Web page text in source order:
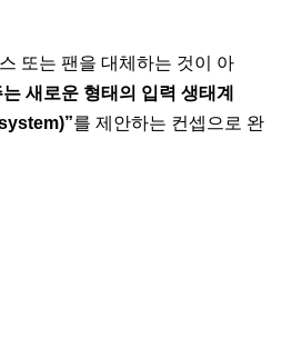
또는 팬을 대체하는 것이 아
새로운 형태의 입력 생태계
를 제안하는 컨셉으로 완